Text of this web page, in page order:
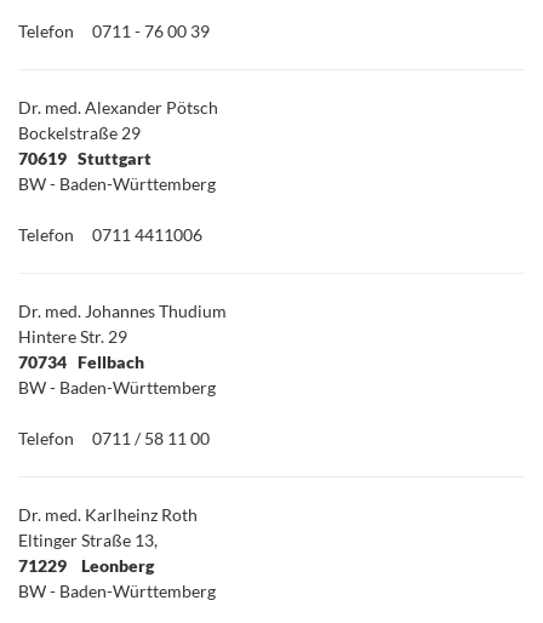
Telefon 0711 - 76 00 39
Dr. med. Alexander Pötsch
Bockelstraße 29
70619 Stuttgart
BW - Baden-Württemberg
Telefon 0711 4411006
Dr. med. Johannes Thudium
Hintere Str. 29
70734 Fellbach
BW - Baden-Württemberg
Telefon 0711 / 58 11 00
Dr. med. Karlheinz Roth
Eltinger Straße 13,
71229 Leonberg
BW - Baden-Württemberg